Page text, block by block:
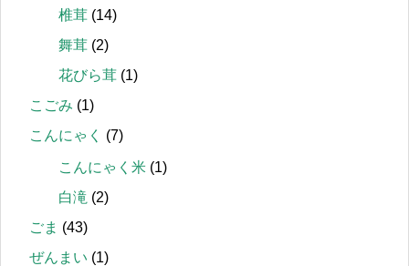
椎茸 (14)
舞茸 (2)
花びら茸 (1)
こごみ (1)
こんにゃく
(7)
こんにゃく米 (1)
白滝 (2)
ごま (43)
ぜんまい (1)